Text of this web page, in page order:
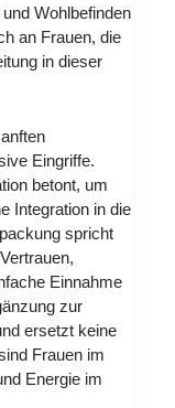
Wohlbefinden
an Frauen, die
in dieser
Eingriffe.
betont, um
Integration in die
spricht
Einnahme
zur
ersetzt keine
Frauen im
Energie im